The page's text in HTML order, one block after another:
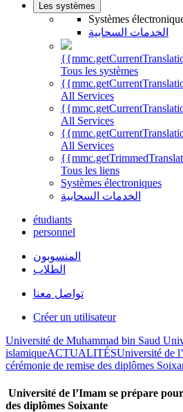
Les systèmes
Systèmes
الخدمات السحابية
Tous les systèmes
All Services
All Services
All Services
Tous les liens
Systèmes électroniques
الخدمات السحابية
étudiants
personnel
المنسوبون
الطلاب
تواصل معنا
Créer un utilisateur
Université de Muhammad bin Saud
islamiqueACTUALITÉSUniversité de
cérémonie de remise des diplômes
Université de l’Imam se prépare
des diplômes Soixante